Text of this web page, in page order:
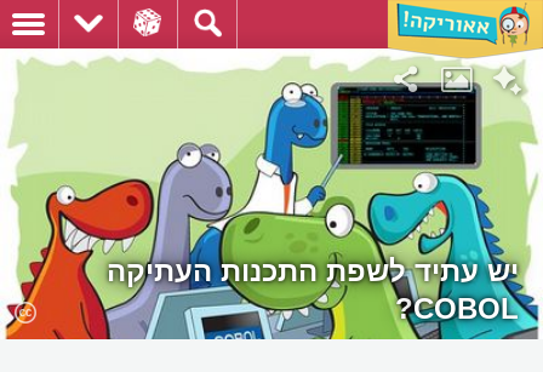
יש עתיד לשפת התכנות העתיקה
COBOL?